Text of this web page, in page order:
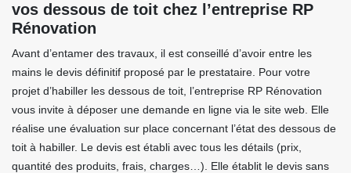
vos dessous de toit chez l’entreprise RP
Rénovation
Avant d’entamer des travaux, il est conseillé d’avoir entre les
mains le devis définitif proposé par le prestataire. Pour votre
projet d’habiller les dessous de toit, l’entreprise RP Rénovation
vous invite à déposer une demande en ligne via le site web. Elle
réalise une évaluation sur place concernant l’état des dessous de
toit à habiller. Le devis est établi avec tous les détails (prix,
quantité des produits, frais, charges…). Elle établit le devis sans